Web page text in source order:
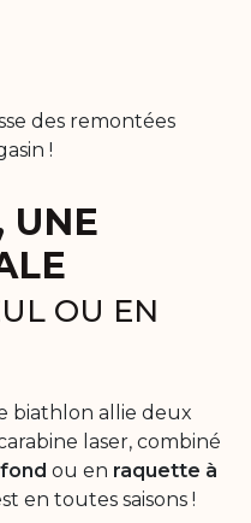
des remontées
!
UNE
OU EN
biathlon allie deux
laser, combiné
ou en raquette à
en toutes saisons !